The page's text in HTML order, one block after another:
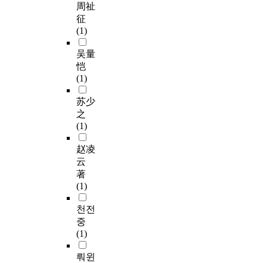
周祉
征
(1)
吴量
恺
(1)
苏少
之
(1)
赵凌
云
著
(1)
천전
중
(1)
뤄윈